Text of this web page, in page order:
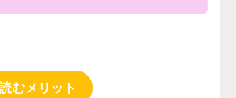
むメリット